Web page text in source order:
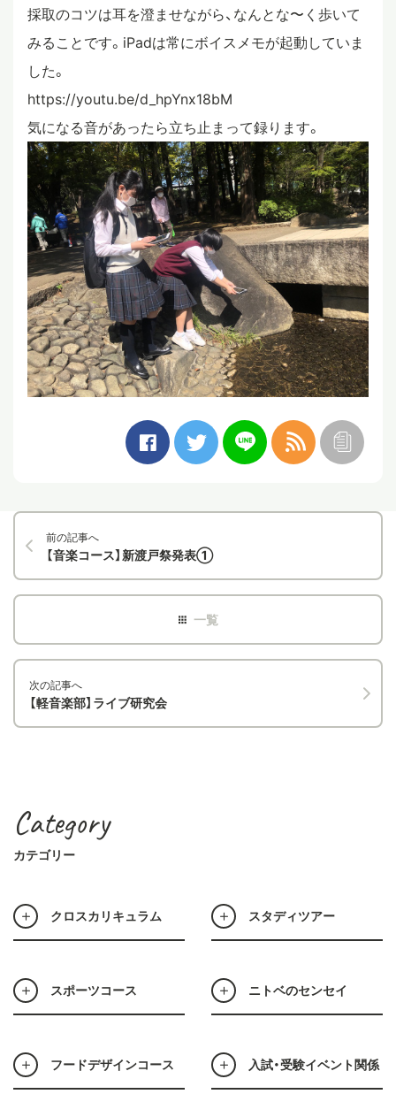
採取のコツは耳を澄ませながら、なんとな〜く歩いて
みることです。iPadは常にボイスメモが起動していま
した。
https://youtu.be/d_hpYnx18bM
気になる音があったら立ち止まって録ります。
前の記事へ
【音楽コース】新渡戸祭発表①
次の記事へ
【軽音楽部】ライブ研究会
Category
カテゴリー
クロスカリキュラム スタディツアー
スポーツコース ニトベのセンセイ
フードデザインコース 入試・受験イベント関係